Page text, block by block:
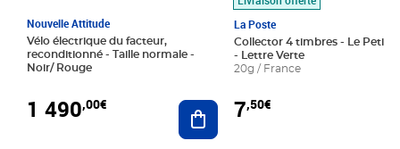
Nouvelle Attitude
Vélo électrique du facteur,
reconditionné - Taille normale -
Noir/ Rouge
1 490,00€ Ajouter au panier
La Poste
Collector 4 timbres - Le Petit
- Lettre Verte
20g / France
7,50€